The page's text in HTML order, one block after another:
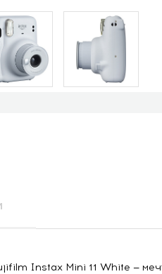
Instax Mini 11 White —